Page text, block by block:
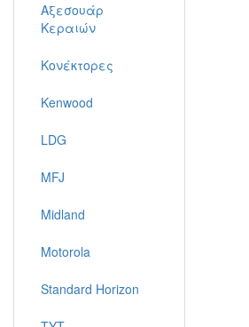
Αξεσουάρ
Κεραιών
Κονέκτορες
Kenwood
LDG
MFJ
Midland
Motorola
Standard Horizon